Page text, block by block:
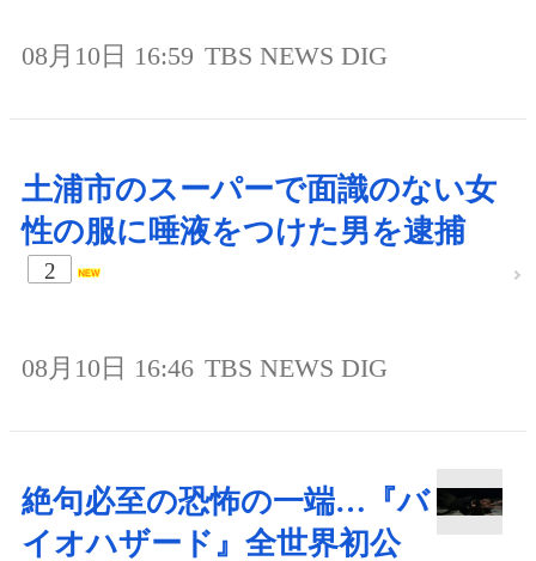
08月10日 16:59 TBS NEWS DIG
土浦市のスーパーで面識のない女
性の服に唾液をつけた男を逮捕
2
08月10日 16:46 TBS NEWS DIG
絶句必至の恐怖の一端…『バ
イオハザード』全世界初公